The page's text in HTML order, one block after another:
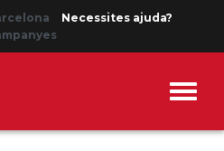
Necessites ajuda?